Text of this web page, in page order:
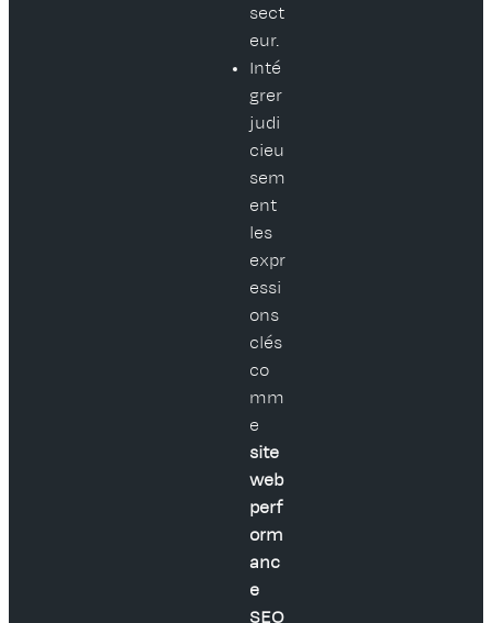
sect
eur.
Inté
grer
judi
cieu
sem
ent
les
expr
essi
ons
clés
co
mm
e
site
web
perf
orm
anc
e
SEO